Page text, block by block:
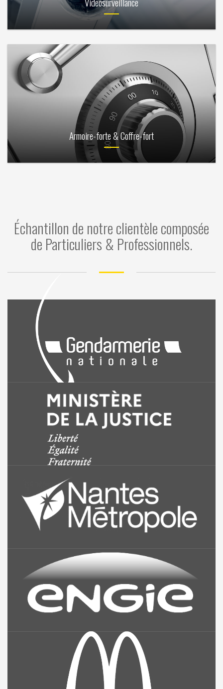
Armoire-forte & Coffre-fort
Échantillon de notre clientèle composée
de Particuliers & Professionnels.